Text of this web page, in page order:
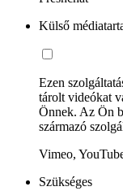
Külső
Ezen
tárolt videókat
Önnek. Az Ön
származó
Vimeo,
Szükséges